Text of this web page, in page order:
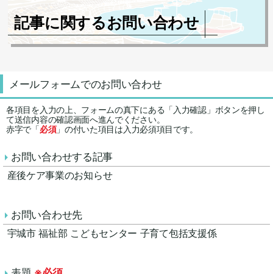
記事に関するお問い合わせ
メールフォームでのお問い合わせ
各項目を入力の上、フォームの真下にある「入力確認」ボタンを押し
て送信内容の確認画面へ進んでください。
赤字で「必須」の付いた項目は入力必須項目です。
お問い合わせする記事
産後ケア事業のお知らせ
お問い合わせ先
宇城市 福祉部 こどもセンター 子育て包括支援係